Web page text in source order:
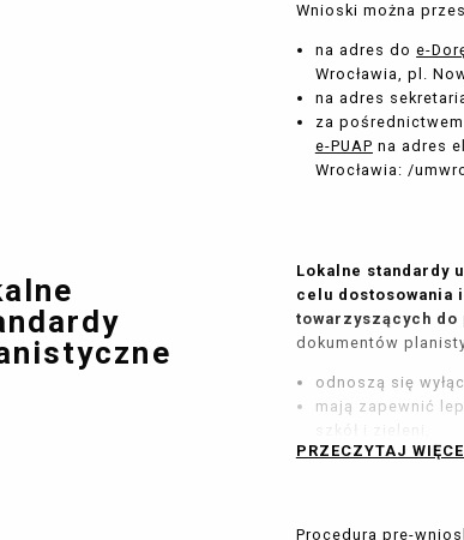
Wnioski można
na adres doe-
Wrocławia, pl.
na adres
za
e-PUAP na adres
Wrocławia: /
Lokalne standardy
celu dostosowania
towarzyszących
dokumentów
odnoszą się
mają zapewnić
szkół i zieleni,
mają
nie stanowią
PRZECZYTAJ
Procedura pre-